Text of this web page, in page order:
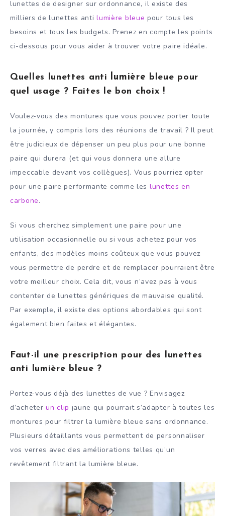
lunettes de designer sur ordonnance, il existe des
milliers de lunettes anti lumière bleue pour tous les
besoins et tous les budgets. Prenez en compte les points
ci-dessous pour vous aider à trouver votre paire idéale.
Quelles lunettes anti lumière bleue pour
quel usage ? Faites le bon choix !
Voulez-vous des montures que vous pouvez porter toute
la journée, y compris lors des réunions de travail ? Il peut
être judicieux de dépenser un peu plus pour une bonne
paire qui durera (et qui vous donnera une allure
impeccable devant vos collègues). Vous pourriez opter
pour une paire performante comme les lunettes en
carbone.
Si vous cherchez simplement une paire pour une
utilisation occasionnelle ou si vous achetez pour vos
enfants, des modèles moins coûteux que vous pouvez
vous permettre de perdre et de remplacer pourraient être
votre meilleur choix. Cela dit, vous n’avez pas à vous
contenter de lunettes génériques de mauvaise qualité.
Par exemple, il existe des options abordables qui sont
également bien faites et élégantes.
Faut-il une prescription pour des lunettes
anti lumière bleue ?
Portez-vous déjà des lunettes de vue ? Envisagez
d’acheter un clip jaune qui pourrait s’adapter à toutes les
montures pour filtrer la lumière bleue sans ordonnance.
Plusieurs détaillants vous permettent de personnaliser
vos verres avec des améliorations telles qu’un
revêtement filtrant la lumière bleue.